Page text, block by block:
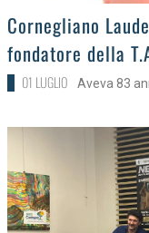
>
Cornegliano
fondatore della
01 LUGLIO Aveva 83